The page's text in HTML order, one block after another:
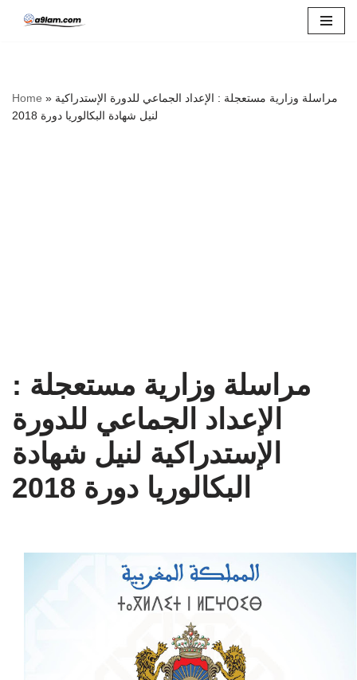
Home » مراسلة وزارية مستعجلة : الإعداد الجماعي للدورة الإستدراكية
لنيل شهادة البكالوريا دورة 2018
مراسلة وزارية مستعجلة :
الإعداد الجماعي للدورة
الإستدراكية لنيل شهادة
البكالوريا دورة 2018